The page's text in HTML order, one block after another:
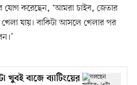
যোগ করেছেন, ‌‘আমরা চাইব, জেতার
যায়। বাকিটা আসলে খেলার পর
খুবই বাজে ব্যাটিংয়ের